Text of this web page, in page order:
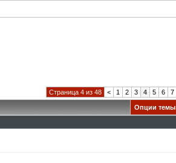
Страница 4 из 48 < 1 2 3 4 5 6 7
Опции темы